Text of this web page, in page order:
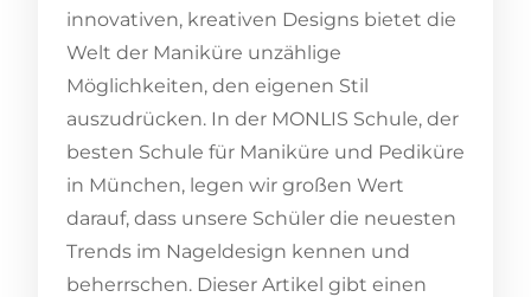
innovativen, kreativen Designs bietet die
Welt der Maniküre unzählige
Möglichkeiten, den eigenen Stil
auszudrücken. In der MONLIS Schule, der
besten Schule für Maniküre und Pediküre
in München, legen wir großen Wert
darauf, dass unsere Schüler die neuesten
Trends im Nageldesign kennen und
beherrschen. Dieser Artikel gibt einen